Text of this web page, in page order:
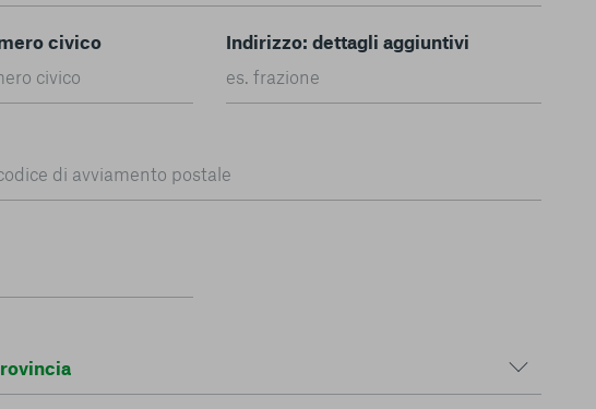
civico Indirizzo: dettagli aggiuntivi